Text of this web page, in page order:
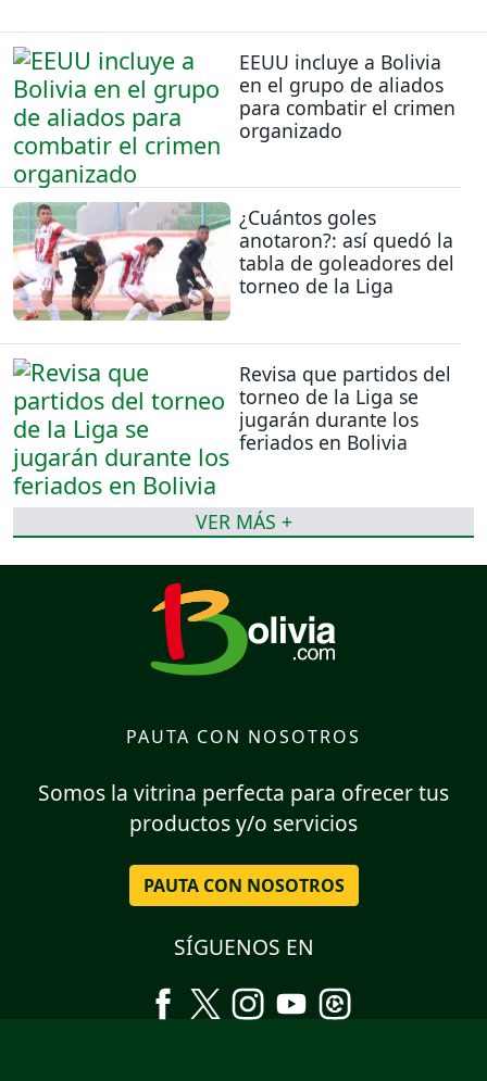
EEUU incluye a Bolivia
en el grupo de aliados
para combatir el crimen
organizado
¿Cuántos goles
anotaron?: así quedó la
tabla de goleadores del
torneo de la Liga
Revisa que partidos del
torneo de la Liga se
jugarán durante los
feriados en Bolivia
VER MÁS +
PAUTA CON NOSOTROS
Somos la vitrina perfecta para ofrecer tus
productos y/o servicios
PAUTA CON NOSOTROS
SÍGUENOS EN